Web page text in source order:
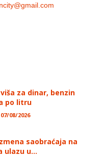
za dinar, benzin
po litru
07/08/2026
saobraćaja na
ulazu u...